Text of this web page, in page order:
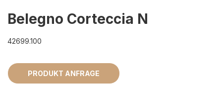
Belegno Corteccia N
42699.100
PRODUKT ANFRAGE